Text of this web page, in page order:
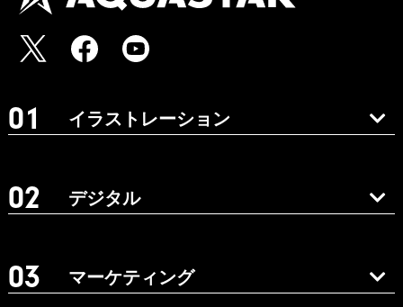
イラストレーション
デジタル
マーケティング